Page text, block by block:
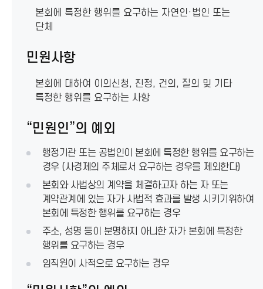
본회에 특정한 행위를 요구하는 자연인·법인 또는
단체
민원사항
본회에 대하여 이의신청, 진정, 건의, 질의 및 기타
특정한 행위를 요구하는 사항
“민원인”의 예외
행정기관 또는 공법인이 본회에 특정한 행위를 요구하는
경우 (사경제의 주체로서 요구하는 경우를 제외한다)
본회와 사법상의 계약을 체결하고자 하는 자 또는
계약관계에 있는 자가 사법적 효과를 발생 시키기위하여
본회에 특정한 행위를 요구하는 경우
주소, 성명 등이 분명하지 아니한 자가 본회에 특정한
행위를 요구하는 경우
임직원이 사적으로 요구하는 경우